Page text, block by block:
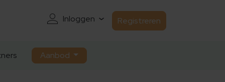
Inloggen Registreren
Aanbod